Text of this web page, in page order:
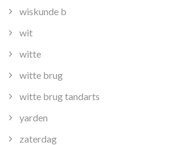
wiskunde b
wit
witte
witte brug
witte brug tandarts
yarden
zaterdag